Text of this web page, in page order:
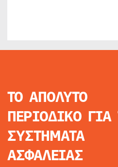
ΤΟ ΑΠΟΛΥΤΟ
ΠΕΡΙΟΔΙΚΟ ΓΙΑ
ΣΥΣΤΗΜΑΤΑ
ΑΣΦΑΛΕΙΑΣ